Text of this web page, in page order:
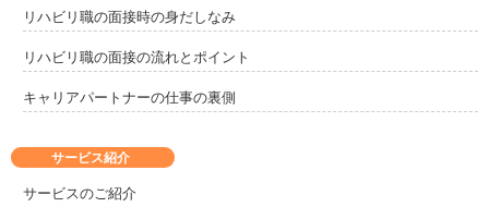
サービス紹介
サービスのご紹介
リハビリ職の面接時の身だしなみ
リハビリ職の面接の流れとポイント
キャリアパートナーの仕事の裏側